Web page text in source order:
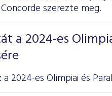
szerezte meg.
a 2024-es
es Olimpiai és